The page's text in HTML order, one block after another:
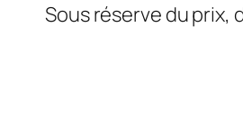
Sous réserve du prix,